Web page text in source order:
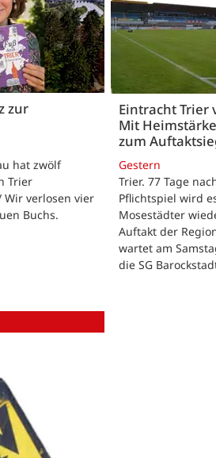
zur
hat zwölf
Trier
verlosen vier
Buchs.
Eintracht Trier
Mit
zum
Gestern
Trier. 77 Tage
Pflichtspiel wird
Mosestädter
Auftakt der
wartet am
die SG